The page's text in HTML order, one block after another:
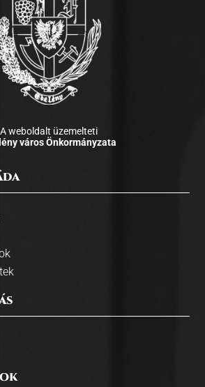
A weboldalt üzemelteti
város Önkormányzata